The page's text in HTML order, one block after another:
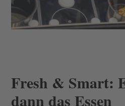
Fresh & Smart:
dann das Essen